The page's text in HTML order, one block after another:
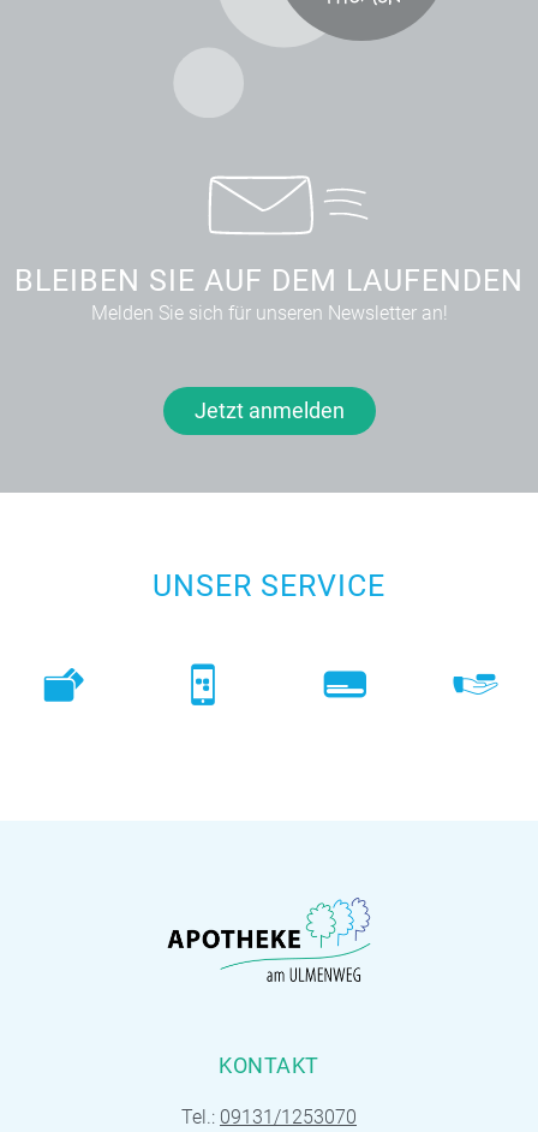
BLEIBEN SIE AUF DEM LAUFENDEN
Melden Sie sich für unseren Newsletter an!
Jetzt anmelden
UNSER SERVICE
KONTAKT
Tel.: 09131/1253070